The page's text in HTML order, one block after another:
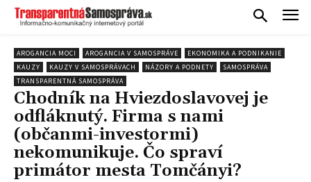
AROGANCIA MOCI AROGANCIA V SAMOSPRÁVE
EKONOMIKA A PODNIKANIE
KAUZY
KAUZY V SAMOSPRÁVACH NÁZORY A PODNETY
SAMOSPRÁVA
TRANSPARENTNÁ SAMOSPRÁVA
Chodník na Hviezdoslavovej je
odfláknutý. Firma s nami
(občanmi-investormi)
nekomunikuje. Čo spraví
primátor mesta Tomčányi?